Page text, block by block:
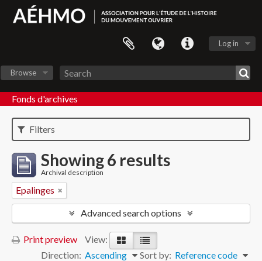
Log in
Browse
Fonds d'archives
Filters
Showing 6 results
Archival description
Epalinges
Advanced search options
Print preview
View:
Sort by: Reference code
Direction: Ascending